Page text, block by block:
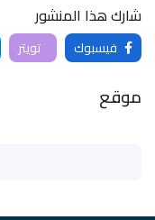
شارك هذا المنشور
فيسبوك تويتر
موقع